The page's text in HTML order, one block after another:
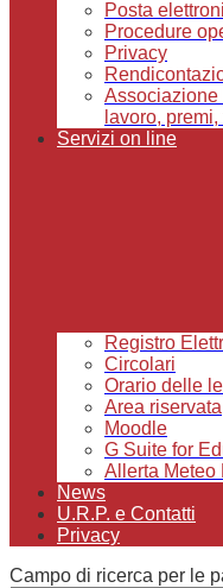
Posta
Procedure
Privacy
Associazione
lavoro,
Servizi on line
Registro
Circolari
Orario delle
Area riservata
Moodle
G Suite for
Allerta Meteo
News
U.R.P. e Contatti
Privacy
Campo di ricerca per le